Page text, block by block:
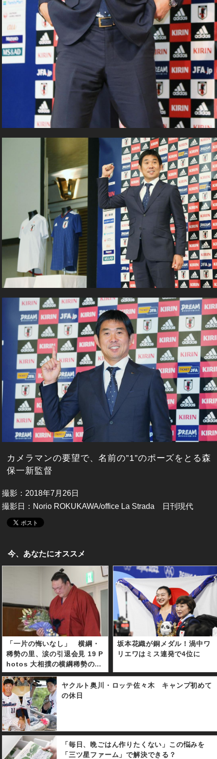
カメラマンの要望で、名前の”1”のポーズをとる森
保一新監督
撮影：2018年7月26日
撮影日：Norio ROKUKAWA/office La Strada 日刊現代
今、あなたにオススメ
「一片の悔いなし」 横綱・
稀勢の里、涙の引退会見 19 P
hotos 大相撲の横綱稀勢の里
が引退会見をおこなった。進
退をかけ背水の陣で挑んだ初
場所。初日から３連敗を喫し
決断に至った。１９年ぶりに
誕生した日本出身横綱は怪我
に悩まされ、復活できぬまま
土俵を去ることとなった。
坂本花織が銅メダル！渦中ワ
リエワはミス連発で4位に
ヤクルト奥川・ロッテ佐々木 キャンプ初めて
の休日
「毎日、晩ごはん作りたくない」この悩みを
「三ツ星ファーム」で解決できる？